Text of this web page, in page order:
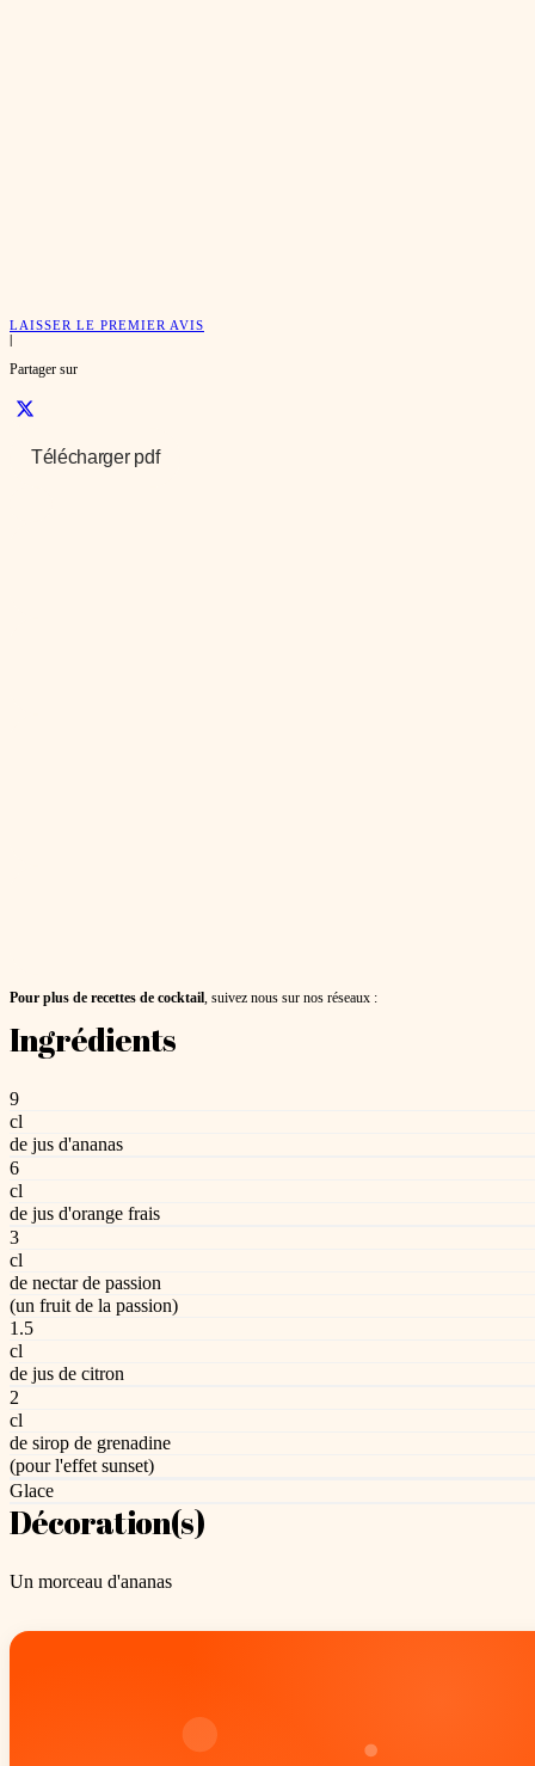
LAISSER LE PREMIER AVIS
Partager sur
Télécharger pdf
Pour plus de recettes de cocktail, suivez nous sur nos réseaux :
Ingrédients
9
cl
de jus d'ananas
6
cl
de jus d'orange frais
3
cl
de nectar de passion
(un fruit de la passion)
1.5
cl
de jus de citron
2
cl
de sirop de grenadine
(pour l'effet sunset)
Glace
Décoration(s)
Un morceau d'ananas